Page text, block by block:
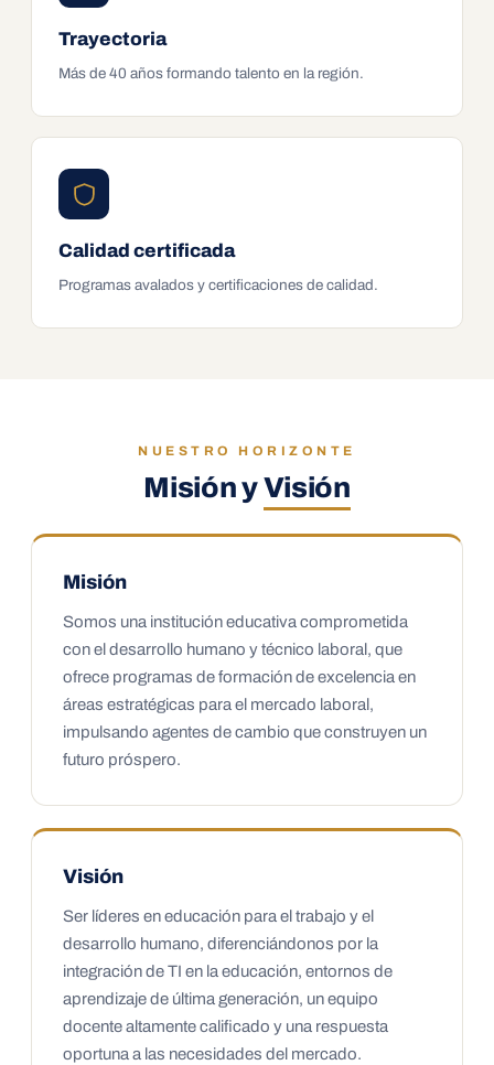
Trayectoria
Más de 40 años formando talento en la región.
Calidad certificada
Programas avalados y certificaciones de calidad.
NUESTRO HORIZONTE
Misión yVisión
Misión
Somos una institución educativa comprometida
con el desarrollo humano y técnico laboral, que
ofrece programas de formación de excelencia en
áreas estratégicas para el mercado laboral,
impulsando agentes de cambio que construyen un
futuro próspero.
Visión
Ser líderes en educación para el trabajo y el
desarrollo humano, diferenciándonos por la
integración de TI en la educación, entornos de
aprendizaje de última generación, un equipo
docente altamente calificado y una respuesta
oportuna a las necesidades del mercado.